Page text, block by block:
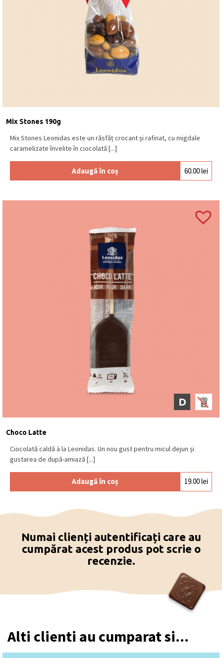
Mix Stones 190g
Mix Stones Leonidas este un răsfăț crocant și rafinat, cu migdale
caramelizate învelite în ciocolată [...]
Adaugă în coș 60.00lei
D
Choco Latte
Ciocolată caldă à la Leonidas. Un nou gust pentru micul dejun și
gustarea de după-amiază [...]
Adaugă în coș 19.00lei
Numai clienți autentificați care au
cumpărat acest produs pot scrie o
recenzie.
Alti clienti au cumparat si...